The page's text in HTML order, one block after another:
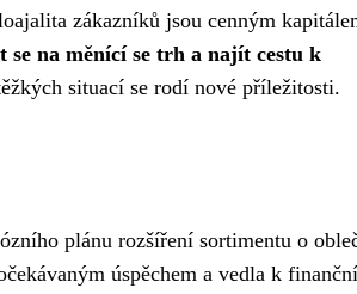
zákazníků jsou cenným
se na měnící se trh a najít cestu k
situací se rodí nové příležitosti.
plánu rozšíření sortimentu o
úspěchem a vedla k